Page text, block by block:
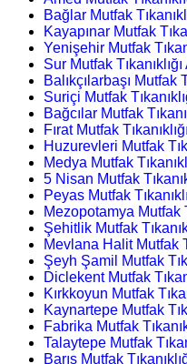
Bağlar Mutfak
Kayapınar Mutfak
Yenişehir Mutfak
Sur Mutfak
Balıkçılarbaşı Mutfak
Suriçi Mutfak
Bağcılar Mutfak
Fırat Mutfak
Huzurevleri Mutfak
Medya Mutfak
5 Nisan Mutfak
Peyas Mutfak
Mezopotamya Mutfak
Şehitlik Mutfak
Mevlana Halit Mutfak
Şeyh Şamil Mutfak
Diclekent Mutfak
Kırkkoyun Mutfak
Kaynartepe Mutfak
Fabrika Mutfak
Talaytepe Mutfak
Barış Mutfak